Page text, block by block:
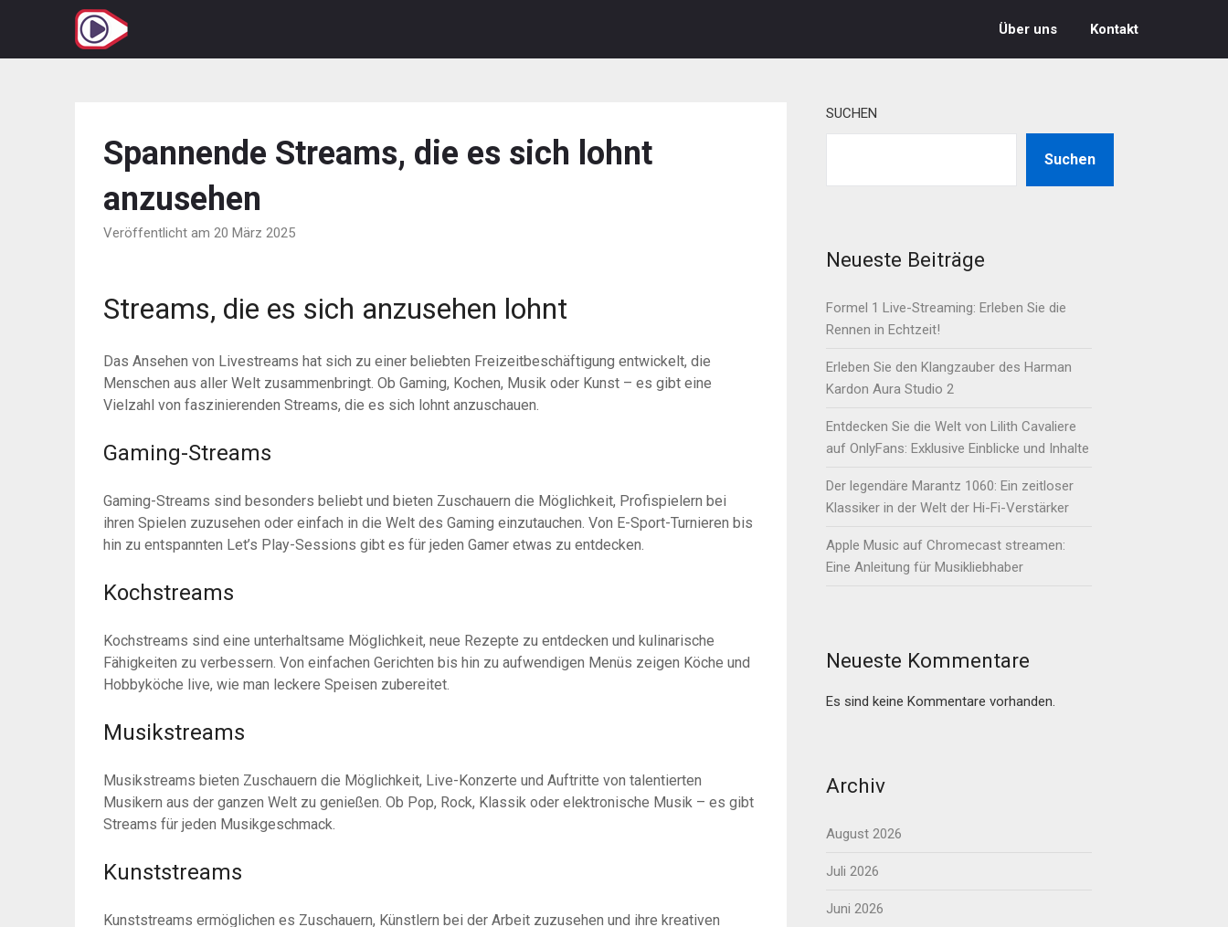
springen
Über uns Kontakt
Spannende Streams, die es sich lohnt
anzusehen
Veröffentlicht am 20 März 2025
Streams, die es sich anzusehen lohnt
Das Ansehen von Livestreams hat sich zu einer beliebten Freizeitbeschäftigung entwickelt, die
Menschen aus aller Welt zusammenbringt. Ob Gaming, Kochen, Musik oder Kunst – es gibt eine
Vielzahl von faszinierenden Streams, die es sich lohnt anzuschauen.
Gaming-Streams
Gaming-Streams sind besonders beliebt und bieten Zuschauern die Möglichkeit, Profispielern bei
ihren Spielen zuzusehen oder einfach in die Welt des Gaming einzutauchen. Von E-Sport-Turnieren bis
hin zu entspannten Let’s Play-Sessions gibt es für jeden Gamer etwas zu entdecken.
Kochstreams
Kochstreams sind eine unterhaltsame Möglichkeit, neue Rezepte zu entdecken und kulinarische
Fähigkeiten zu verbessern. Von einfachen Gerichten bis hin zu aufwendigen Menüs zeigen Köche und
Hobbyköche live, wie man leckere Speisen zubereitet.
Musikstreams
Musikstreams bieten Zuschauern die Möglichkeit, Live-Konzerte und Auftritte von talentierten
Musikern aus der ganzen Welt zu genießen. Ob Pop, Rock, Klassik oder elektronische Musik – es gibt
Streams für jeden Musikgeschmack.
Kunststreams
Kunststreams ermöglichen es Zuschauern, Künstlern bei der Arbeit zuzusehen und ihre kreativen
SUCHEN
Suchen
Neueste Beiträge
Formel 1 Live-Streaming: Erleben Sie die
Rennen in Echtzeit!
Erleben Sie den Klangzauber des Harman
Kardon Aura Studio 2
Entdecken Sie die Welt von Lilith Cavaliere
auf OnlyFans: Exklusive Einblicke und Inhalte
Der legendäre Marantz 1060: Ein zeitloser
Klassiker in der Welt der Hi-Fi-Verstärker
Apple Music auf Chromecast streamen:
Eine Anleitung für Musikliebhaber
Neueste Kommentare
Es sind keine Kommentare vorhanden.
Archiv
August 2026
Juli 2026
Juni 2026